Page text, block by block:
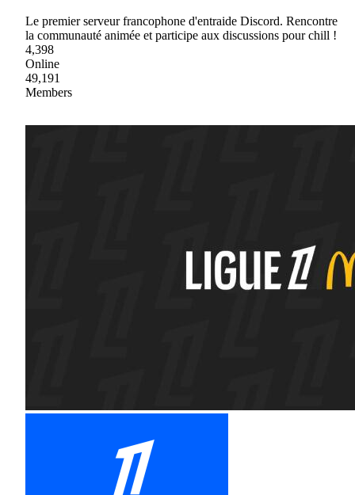
Le premier serveur francophone d'entraide Discord. Rencontre
la communauté animée et participe aux discussions pour chill !
4,398
Online
49,191
Members